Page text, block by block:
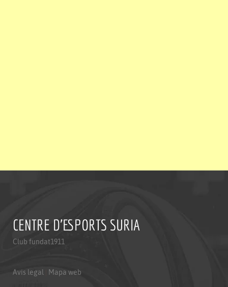
CENTRE D'ESPORTS SURIA
Club fundat1911
Avis legal Mapa web